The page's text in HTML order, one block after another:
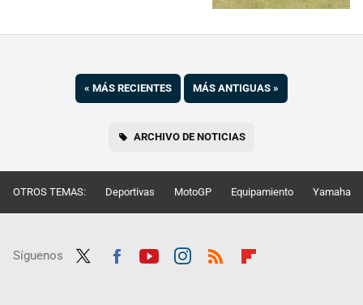
« MÁS RECIENTES MÁS ANTIGUAS »
ARCHIVO DE NOTICIAS
OTROS TEMAS: Deportivas MotoGP Equipamiento Yamaha
Síguenos